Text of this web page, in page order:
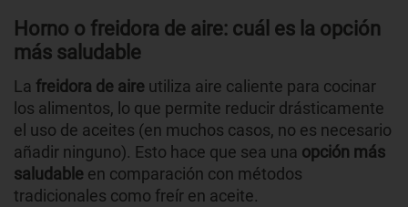
Horno o freidora de aire: cuál es la opción
más saludable
La freidora de aire utiliza aire caliente para cocinar
los alimentos, lo que permite reducir drásticamente
el uso de aceites (en muchos casos, no es necesario
añadir ninguno). Esto hace que sea una opción más
saludable en comparación con métodos
tradicionales como freír en aceite.